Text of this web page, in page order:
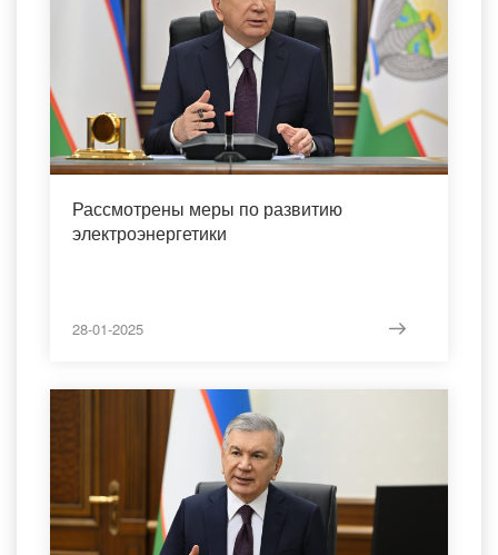
Рассмотрены меры по развитию
электроэнергетики
28-01-2025